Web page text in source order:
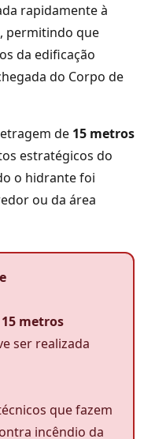
rapidamente à
permitindo que
da edificação
do Corpo de
de 15 metros
estratégicos do
o hidrante foi
ou da área
metros
ser realizada
que fazem
incêndio da